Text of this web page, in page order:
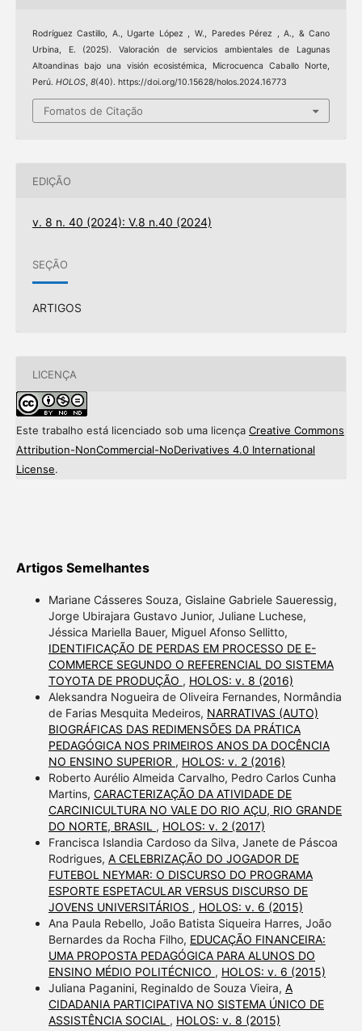
Rodríguez Castillo, A., Ugarte López , W., Paredes Pérez , A., & Cano
Urbina, E. (2025). Valoración de servicios ambientales de Lagunas
Altoandinas bajo una visión ecosistémica, Microcuenca Caballo Norte,
Perú. HOLOS, 8(40). https://doi.org/10.15628/holos.2024.16773
Fomatos de Citação
EDIÇÃO
v. 8 n. 40 (2024): V.8 n.40 (2024)
SEÇÃO
ARTIGOS
LICENÇA
Este trabalho está licenciado sob uma licença Creative Commons
Attribution-NonCommercial-NoDerivatives 4.0 International
License.
Artigos Semelhantes
Mariane Cásseres Souza, Gislaine Gabriele Saueressig,
Jorge Ubirajara Gustavo Junior, Juliane Luchese,
Jéssica Mariella Bauer, Miguel Afonso Sellitto,
IDENTIFICAÇÃO DE PERDAS EM PROCESSO DE E-
COMMERCE SEGUNDO O REFERENCIAL DO SISTEMA
TOYOTA DE PRODUÇÃO , HOLOS: v. 8 (2016)
Aleksandra Nogueira de Oliveira Fernandes, Normândia
de Farias Mesquita Medeiros, NARRATIVAS (AUTO)
BIOGRÁFICAS DAS REDIMENSÕES DA PRÁTICA
PEDAGÓGICA NOS PRIMEIROS ANOS DA DOCÊNCIA
NO ENSINO SUPERIOR , HOLOS: v. 2 (2016)
Roberto Aurélio Almeida Carvalho, Pedro Carlos Cunha
Martins, CARACTERIZAÇÃO DA ATIVIDADE DE
CARCINICULTURA NO VALE DO RIO AÇU, RIO GRANDE
DO NORTE, BRASIL , HOLOS: v. 2 (2017)
Francisca Islandia Cardoso da Silva, Janete de Páscoa
Rodrigues, A CELEBRIZAÇÃO DO JOGADOR DE
FUTEBOL NEYMAR: O DISCURSO DO PROGRAMA
ESPORTE ESPETACULAR VERSUS DISCURSO DE
JOVENS UNIVERSITÁRIOS , HOLOS: v. 6 (2015)
Ana Paula Rebello, João Batista Siqueira Harres, João
Bernardes da Rocha Filho, EDUCAÇÃO FINANCEIRA:
UMA PROPOSTA PEDAGÓGICA PARA ALUNOS DO
ENSINO MÉDIO POLITÉCNICO , HOLOS: v. 6 (2015)
Juliana Paganini, Reginaldo de Souza Vieira, A
CIDADANIA PARTICIPATIVA NO SISTEMA ÚNICO DE
ASSISTÊNCIA SOCIAL , HOLOS: v. 8 (2015)